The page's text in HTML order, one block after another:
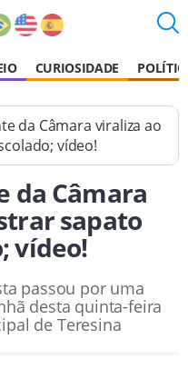
CURIOSIDADE
da Câmara viraliza ao
vídeo!
da Câmara
sapato
vídeo!
passou por uma
desta quinta-feira
de Teresina